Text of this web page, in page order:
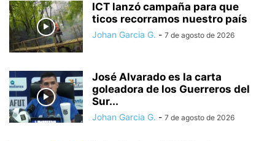
ICT lanzó campaña para que
ticos recorramos nuestro país
Johan Garcia G. - 7 de agosto de 2026
José Alvarado es la carta
goleadora de los Guerreros del
Sur...
Johan Garcia G. - 7 de agosto de 2026